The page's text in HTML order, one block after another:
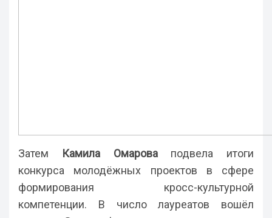
Затем Камила Омароваподвела итоги
конкурса молодёжных проектов в сфере
формирования кросс-культурной
компетенции. В число лауреатов вошёл